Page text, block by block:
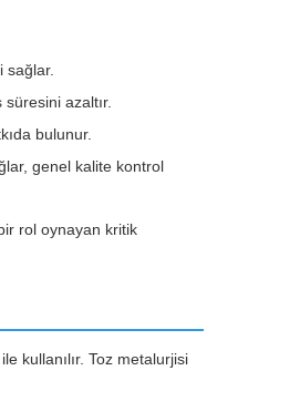
sağlar.
azaltır.
bulunur.
genel kalite kontrol
rol oynayan kritik
kullanılır. Toz metalurjisi